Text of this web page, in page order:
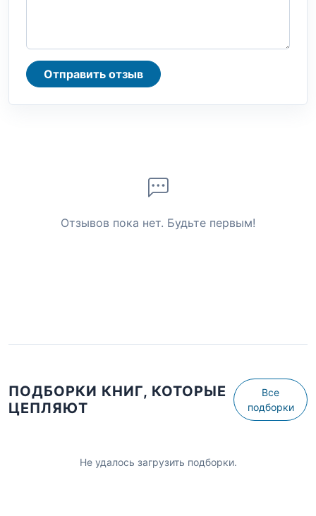
Отправить отзыв
Отзывов пока нет. Будьте первым!
ПОДБОРКИ КНИГ, КОТОРЫЕ
ЦЕПЛЯЮТ
Все
подборки
Не удалось загрузить подборки.